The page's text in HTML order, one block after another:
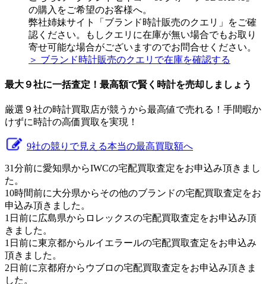
の購入をご希望のお客様へ。
弊社姉妹サイト「ブランド時計販売のクエリ」をご確
認ください。もしクエリに在庫が無い場合でもお取り
寄せ可能な場合がございますのでお問合せください。
＞ ブランド時計販売のクエリで在庫を確認する
最大９社に一括査定！ 最高額で賢く時計を売却しましょう
厳選９社の時計買取店が競うから最高値で売れる！手間暇か
けずに時計の高価買取を実現！
9社の競りで見える本当の最高買取額へ
31分前に愛知県からIWCの宅配買取査定をお申込み頂きまし
た。
10時間前に大分県からその他のブランドの宅配買取査定をお
申込み頂きました。
1日前に広島県からロレックスの宅配買取査定をお申込み頂
きました。
1日前に東京都からルイエラールの宅配買取査定をお申込み
頂きました。
2日前に京都府からウブロの宅配買取査定をお申込み頂きま
した。